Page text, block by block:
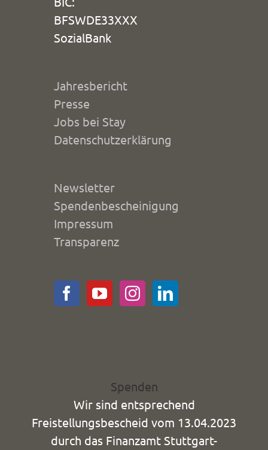
BFSWDE33XXX
SozialBank
Jahresbericht
Presse
Jobs bei Stay
Datenschutzerklärung
Newsletter
Spendenbescheinigung
Impressum
Transparenz
Spenden
Wir sind entsprechend
Freistellungsbescheid vom 13.04.2023
durch das Finanzamt Stuttgart-